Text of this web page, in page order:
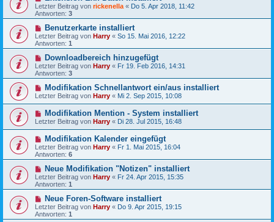
Letzter Beitrag von rickenella « Do 5. Apr 2018, 11:42
Antworten: 3
Benutzerkarte installiert
Letzter Beitrag von Harry « So 15. Mai 2016, 12:22
Antworten: 1
Downloadbereich hinzugefügt
Letzter Beitrag von Harry « Fr 19. Feb 2016, 14:31
Antworten: 3
Modifikation Schnellantwort ein/aus installiert
Letzter Beitrag von Harry « Mi 2. Sep 2015, 10:08
Modifikation Mention - System installiert
Letzter Beitrag von Harry « Di 28. Jul 2015, 16:48
Modifikation Kalender eingefügt
Letzter Beitrag von Harry « Fr 1. Mai 2015, 16:04
Antworten: 6
Neue Modifikation "Notizen" installiert
Letzter Beitrag von Harry « Fr 24. Apr 2015, 15:35
Antworten: 1
Neue Foren-Software installiert
Letzter Beitrag von Harry « Do 9. Apr 2015, 19:15
Antworten: 1